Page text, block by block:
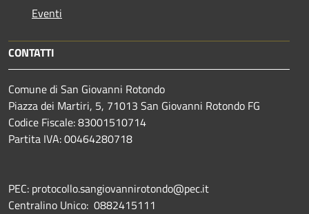
Eventi
CONTATTI
Comune di San Giovanni Rotondo
Piazza dei Martiri, 5, 71013 San Giovanni Rotondo FG
Codice Fiscale: 83001510714
Partita IVA: 00464280718
PEC: protocollo.sangiovannirotondo@pec.it
Centralino Unico: 0882415111